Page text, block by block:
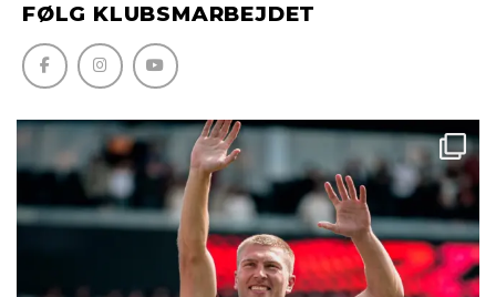
FØLG KLUBSMARBEJDET